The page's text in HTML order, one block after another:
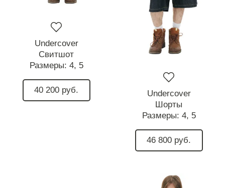
Undercover
Свитшот
Размеры: 4, 5
40 200 руб.
Undercover
Шорты
Размеры: 4, 5
46 800 руб.